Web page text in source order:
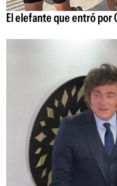
El elefante que entró por